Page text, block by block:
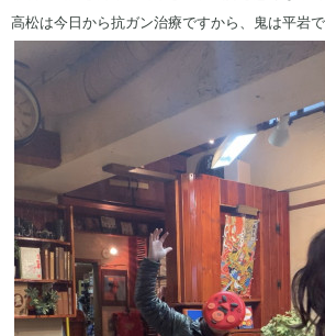
高松は今日から抗ガン治療ですから、鬼は平岩で